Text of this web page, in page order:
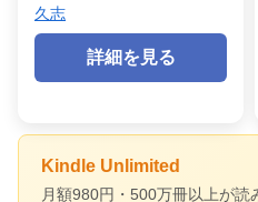
久志
詳細を見る
Kindle Unlimited
月額980円・500万冊以上が読